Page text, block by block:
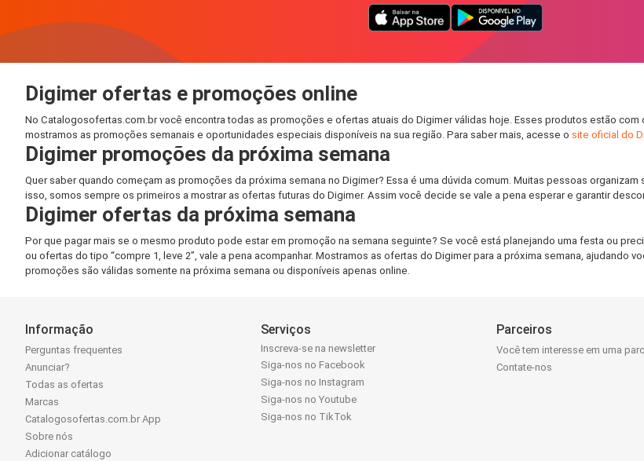
Digimer ofertas e promoções online
No Catalogosofertas.com.br você encontra todas as promoções e ofertas atuais do Digimer válidas hoje. Esses produtos estão
mostramos as promoções semanais e oportunidades especiais disponíveis na sua região. Para saber mais, acesse o site oficial do
Digimer promoções da próxima semana
Quer saber quando começam as promoções da próxima semana no Digimer? Essa é uma dúvida comum. Muitas pessoas
isso, somos sempre os primeiros a mostrar as ofertas futuras do Digimer. Assim você decide se vale a pena esperar e garantir
Digimer ofertas da próxima semana
Por que pagar mais se o mesmo produto pode estar em promoção na semana seguinte? Se você está planejando uma festa ou
ou ofertas do tipo “compre 1, leve 2”, vale a pena acompanhar. Mostramos as ofertas do Digimer para a próxima semana, ajudando
promoções são válidas somente na próxima semana ou disponíveis apenas online.
Informação
Perguntas frequentes
Anunciar?
Todas as ofertas
Marcas
Catalogosofertas.com.br App
Sobre nós
Adicionar catálogo
Serviços
Inscreva-se na newsletter
Siga-nos no Facebook
Siga-nos no Instagram
Siga-nos no Youtube
Siga-nos no TikTok
Parceiros
Você tem interesse em uma
Contate-nos